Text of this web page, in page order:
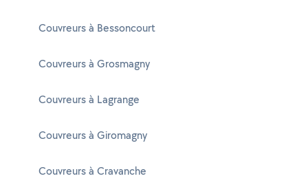
Couvreurs à Bessoncourt
Couvreurs à Grosmagny
Couvreurs à Lagrange
Couvreurs à Giromagny
Couvreurs à Cravanche